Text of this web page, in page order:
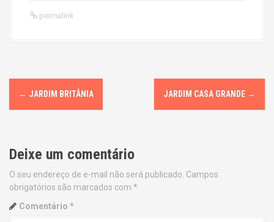
permalink
P
o
t
n
a
← JARDIM BRITÂNIA JARDIM CASA GRANDE →
Deixe um comentário
O seu endereço de e-mail não será publicado. Campos
obrigatórios são marcados com *
Comentário *